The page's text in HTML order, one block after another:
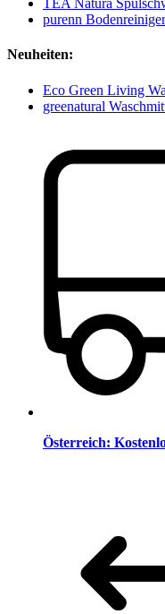
TEA Natura
purenn
Neuheiten:
Eco Green Living
greenatural
Österreich: